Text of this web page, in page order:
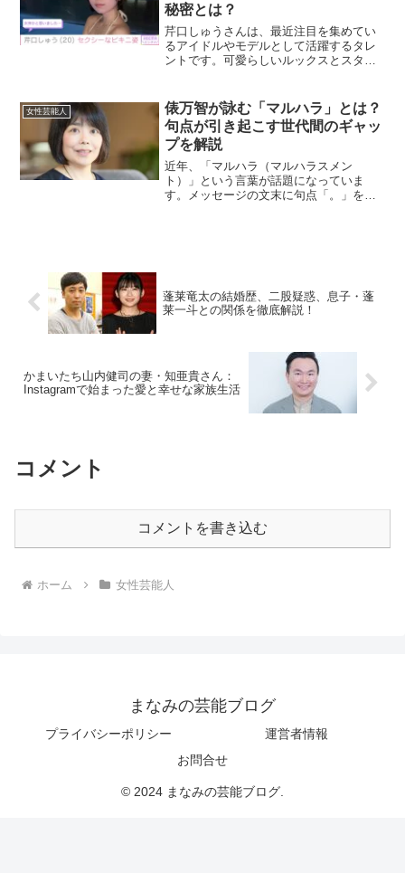
秘密とは？
芹口しゅうさんは、最近注目を集めてい
るアイドルやモデルとして活躍するタレ
ントです。可愛らしいルックスとスタイ
やカップ数について深掘りしながら、そ
の魅力を紹介します！芹口...
女性芸能人
俵万智が詠む「マルハラ」とは？
句点が引き起こす世代間のギャッ
プを解説
近年、「マルハラ（マルハラスメン
ト）」という言葉が話題になっていま
す。メッセージの文末に句点「。」を付
蓬莱竜太の結婚歴、二股疑惑、息子・蓬
莱一斗との関係を徹底解説！
かまいたち山内健司の妻・知亜貴さん：
Instagramで始まった愛と幸せな家族生活
コメント
コメントを書き込む
ホーム 女性芸能人
まなみの芸能ブログ
プライバシーポリシー
運営者情報
お問合せ
© 2024 まなみの芸能ブログ.